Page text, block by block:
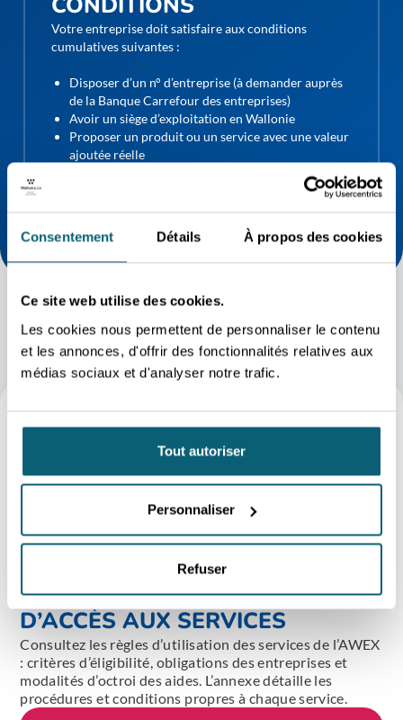
Consentement Détails À propos des cookies
Ce site web utilise des cookies.
Les cookies nous permettent de personnaliser le contenu
et les annonces, d'offrir des fonctionnalités relatives aux
médias sociaux et d'analyser notre trafic.
Tout autoriser
Personnaliser
Refuser
Votre entreprise doit satisfaire aux conditions
cumulatives suivantes :
Disposer d’un n° d’entreprise (à demander auprès
de la Banque Carrefour des entreprises)
Avoir un siège d’exploitation en Wallonie
Proposer un produit ou un service avec une valeur
ajoutée réelle
TÉLÉCHARGER LES CONDITIONS
CONDITIONS DÉTAILLÉES
D’ACCÈS AUX SERVICES
Consultez les règles d’utilisation des services de l’AWEX
: critères d’éligibilité, obligations des entreprises et
modalités d’octroi des aides. L’annexe détaille les
procédures et conditions propres à chaque service.